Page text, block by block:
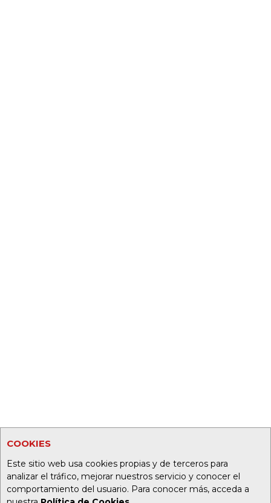
COOKIES
Este sitio web usa cookies propias y de terceros para
analizar el tráfico, mejorar nuestros servicio y conocer el
comportamiento del usuario. Para conocer más, acceda a